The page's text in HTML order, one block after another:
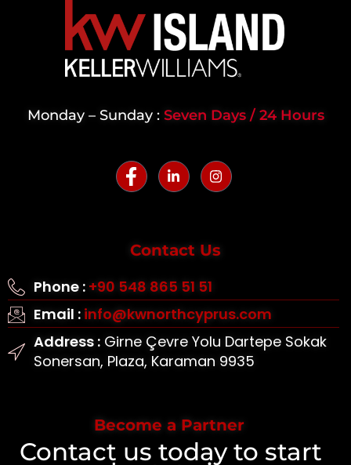
Monday – Sunday : Seven Days / 24 Hours
Contact Us
Phone : +90 548 865 51 51
Email : info@kwnorthcyprus.com
Address :Girne Çevre Yolu Dartepe Sokak
Sonersan, Plaza, Karaman 9935
Become a Partner
Contact us today to start